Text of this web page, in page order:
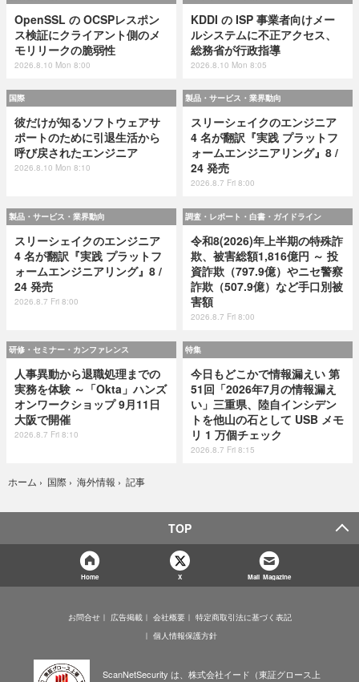
OpenSSL の OCSPレスポン
ス検証にクライアント側のメ
モリリークの脆弱性
2026.8.10 Mon 8:00
KDDI の ISP 事業者向けメー
ルシステムに不正アクセス、
総務省が行政指導
2026.8.10 Mon 8:05
国際
彼だけが知るソフトウェアサ
ポートのために引退生活から
呼び戻されたエンジニア
2026.8.10 Mon 8:10
製品・サービス・業界動向
スリーシェイクのエンジニア
4 名が翻訳『実践 プラットフ
ォームエンジニアリング』8 /
24 発売
2026.8.7 Fri 8:00
製品・サービス・業界動向
スリーシェイクのエンジニア
4 名が翻訳『実践 プラットフ
ォームエンジニアリング』8 /
24 発売
2026.8.7 Fri 8:00
調査・レポート・白書・ガイドライン
令和8(2026)年上半期の特殊詐
欺、被害総額1,816億円 ～ 投
資詐欺（797.9億）やニセ警察
詐欺（507.9億）など手口別被
害額
2026.8.7 Fri 8:00
研修・セミナー・カンファレンス
人事異動から退職処理までの
実務を体験 ～「Okta」ハンズ
オンワークショップ 9月11日
大阪で開催
2026.8.7 Fri 8:10
特集
今日もどこかで情報漏えい 第
51回「2026年7月の情報漏え
い」三重県、陸自インシデン
トを他山の石として USB メモ
リ 1 万個チェック
2026.8.7 Fri 8:15
ホーム › 国際 › 海外情報 › 記事
TOP
Home X Mail Magazine
お問合せ 広告掲載 会社概要
特定商取引法に基づく表記
個人情報保護方針
ScanNetSecurity は、株式会社イード（東証グロース上